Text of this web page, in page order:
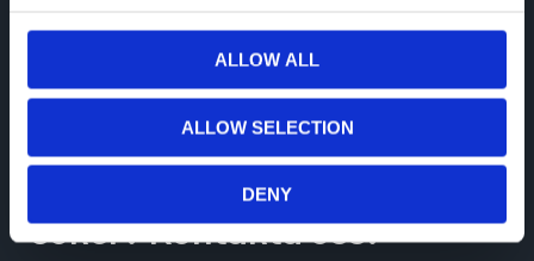
ALLOW ALL
ALLOW SELECTION
DENY
designade för att fungera i
en krävande industriell
miljö. Hittar du inte vad du
söker? Kontakta oss!